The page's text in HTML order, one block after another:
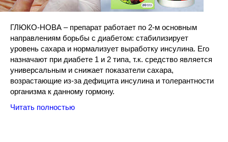
ГЛЮКО-НОВА – препарат работает по 2-м основным
направлениям борьбы с диабетом: стабилизирует
уровень сахара и нормализует выработку инсулина. Его
назначают при диабете 1 и 2 типа, т.к. средство является
универсальным и снижает показатели сахара,
возрастающие из-за дефицита инсулина и толерантности
организма к данному гормону.
Читать полностью